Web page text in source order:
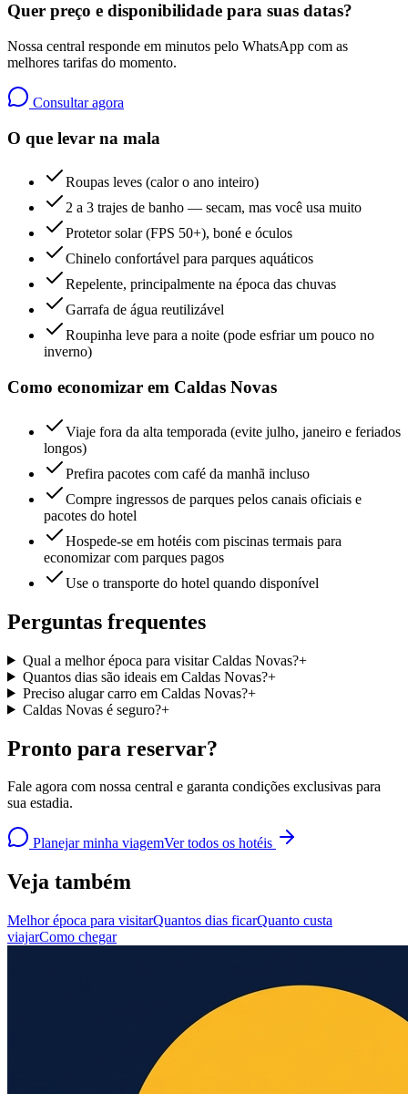
Quer preço e disponibilidade para suas datas?
Nossa central responde em minutos pelo WhatsApp com as
melhores tarifas do momento.
Consultar agora
O que levar na mala
Roupas leves (calor o ano inteiro)
2 a 3 trajes de banho — secam, mas você usa muito
Protetor solar (FPS 50+), boné e óculos
Chinelo confortável para parques aquáticos
Repelente, principalmente na época das chuvas
Garrafa de água reutilizável
Roupinha leve para a noite (pode esfriar um pouco no
inverno)
Como economizar em Caldas Novas
Viaje fora da alta temporada (evite julho, janeiro e feriados
longos)
Prefira pacotes com café da manhã incluso
Compre ingressos de parques pelos canais oficiais e
pacotes do hotel
Hospede-se em hotéis com piscinas termais para
economizar com parques pagos
Use o transporte do hotel quando disponível
Perguntas frequentes
Qual a melhor época para visitar Caldas Novas?+
Quantos dias são ideais em Caldas Novas?+
Preciso alugar carro em Caldas Novas?+
Caldas Novas é seguro?+
Pronto para reservar?
Fale agora com nossa central e garanta condições exclusivas para
sua estadia.
Planejar minha viagemVer todos os hotéis
Veja também
Melhor época para visitarQuantos dias ficarQuanto custa
viajarComo chegar